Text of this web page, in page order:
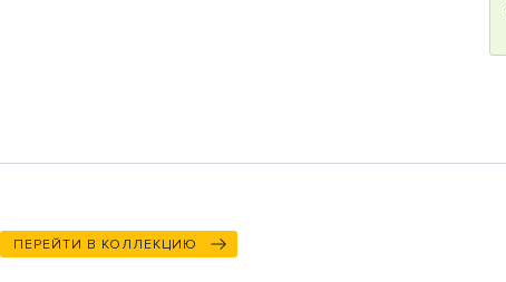
ПЕРЕЙТИ В КОЛЛЕКЦИЮ